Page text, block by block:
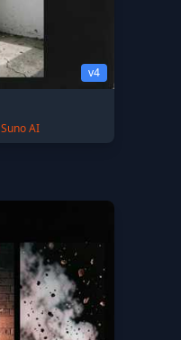
v4
Suno AI